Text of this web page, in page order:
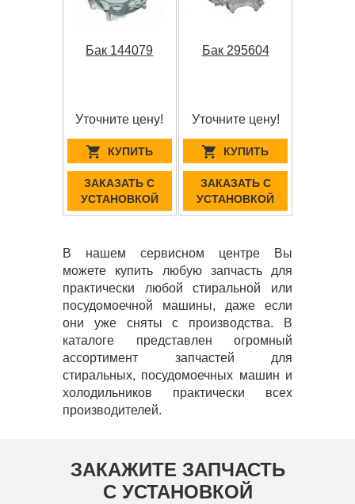
Бак 144079
Уточните цену!
КУПИТЬ
ЗАКАЗАТЬ С
УСТАНОВКОЙ
Бак 295604
Уточните цену!
КУПИТЬ
ЗАКАЗАТЬ С
УСТАНОВКОЙ
В нашем сервисном центре Вы
можете купить любую запчасть для
практически любой стиральной или
посудомоечной машины, даже если
они уже сняты с производства. В
каталоге представлен огромный
ассортимент запчастей для
стиральных, посудомоечных машин и
холодильников практически всех
производителей.
ЗАКАЖИТЕ ЗАПЧАСТЬ
С УСТАНОВКОЙ